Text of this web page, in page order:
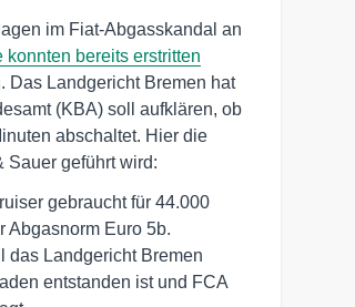
im Fiat-Abgasskandal an
bereits erstritten
Das Landgericht Bremen hat
(KBA) soll aufklären, ob
abschaltet. Hier die
Sauer geführt wird:
gebraucht für 44.000
Abgasnorm Euro 5b.
das Landgericht Bremen
entstanden ist und FCA